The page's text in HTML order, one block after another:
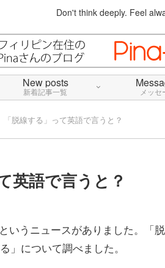
Don't think deeply. Feel
New posts
新着記事一覧 メッセ
脱線する」って英語で言うと？
英語で言うと？
いうニュースがありました。「
」について調べました。